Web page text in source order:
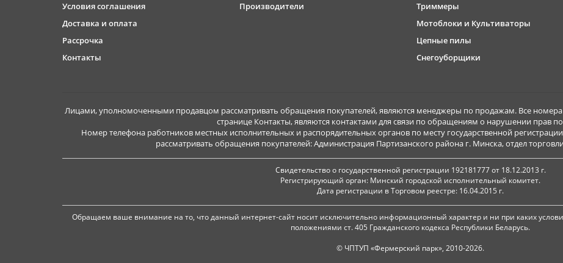
Условия соглашения
Доставка и оплата
Рассрочка
Контакты
Производители
Триммеры
Мотоблоки и Культиваторы
Цепные пилы
Снегоуборщики
Лицами, уполномоченными продавцом рассматривать обращения покупателей, являются менеджеры по продажам. Все
странице Контакты, являются контактами для связи по обращениям о нарушении прав
Номер телефона работников местных исполнительных и распорядительных органов по месту государственной
рассматривать обращения покупателей: Администрация Партизанского района г. Минска, отдел торговли
Свидетельство о государственной регистрации 192181777 от 18.12.2013 г.
Регистрирующий орган: Минский городской исполнительный комитет.
Дата регистрации в Торговом реестре: 16.04.2015 г.
Обращаем ваше внимание на то, что данный интернет-сайт носит исключительно информационный характер и ни при каких
положениями ст. 405 Гражданского кодекса Республики Беларусь.
© ЧПТУП «Фермерский парк», 2010-2026.